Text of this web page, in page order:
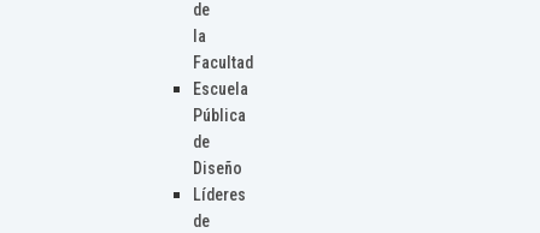
de
la
Facultad
Escuela
Pública
de
Diseño
Líderes
de